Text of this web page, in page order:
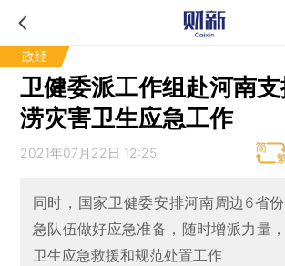
政经
卫健委派工作组赴河南
涝灾害卫生应急工作
2021年07月22日 12:25
同时，国家卫健委安排河南周边6省
急队伍做好应急准备，随时增派力量
卫生应急救援和规范处置工作